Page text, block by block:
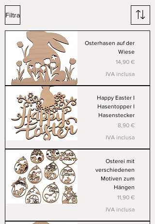
Filtra
Osterhasen auf der
Wiese
Prezzo
14,90 €
IVA inclusa
Happy Easter I
Hasentopper I
Hasenstecker
Prezzo
8,90 €
IVA inclusa
Osterei mit
verschiedenen
Motiven zum
Hängen
Prezzo
11,90 €
IVA inclusa